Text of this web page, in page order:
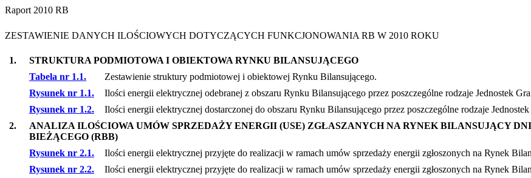
Raport 2010 RB
ZESTAWIENIE DANYCH ILOŚCIOWYCH DOTYCZĄCYCH FUNKCJONOWANIA RB W 2010 ROKU
1.
STRUKTURA PODMIOTOWA I OBIEKTOWA RYNKU BILANSUJĄCEGO
Tabela nr 1.1.
Zestawienie struktury podmiotowej i obiektowej Rynku Bilansującego.
Rysunek nr 1.1.
Ilości energii elektrycznej odebranej z obszaru Rynku Bilansującego przez poszczególne rodzaje Jednostek
Rysunek nr 1.2.
Ilości energii elektrycznej dostarczonej do obszaru Rynku Bilansującego przez poszczególne rodzaje
2.
ANALIZA ILOŚCIOWA UMÓW SPRZEDAŻY ENERGII (USE) ZGŁASZANYCH NA RYNEK BILANSUJĄCY
BIEŻĄCEGO (RBB)
Rysunek nr 2.1.
Ilości energii elektrycznej przyjęte do realizacji w ramach umów sprzedaży energii zgłoszonych na Rynek
Rysunek nr 2.2.
Ilości energii elektrycznej przyjęte do realizacji w ramach umów sprzedaży energii zgłoszonych na Rynek